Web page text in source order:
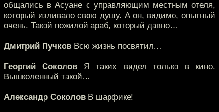
общались в Асуане с управляющим местным отеля,
который изливало свою душу. А он, видимо, опытный
очень. Такой пожилой араб, который давно…
Дмитрий Пучков Всю жизнь посвятил…
Георгий Соколов Я таких видел только в кино.
Вышколенный такой…
Александр Соколов В шарфике!